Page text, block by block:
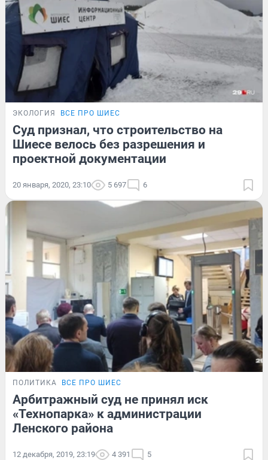
ЭКОЛОГИЯ ВСЕ ПРО ШИЕС
Суд признал, что строительство на
Шиесе велось без разрешения и
проектной документации
20 января, 2020, 23:10 5 697 6
ПОЛИТИКА ВСЕ ПРО ШИЕС
Арбитражный суд не принял иск
«Технопарка» к администрации
Ленского района
12 декабря, 2019, 23:19 4 391 5